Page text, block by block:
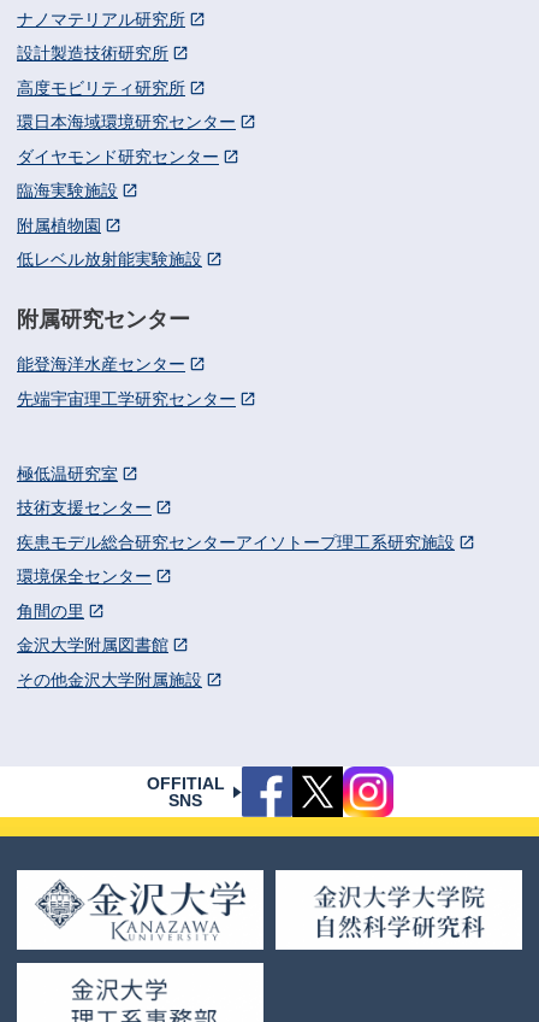
ナノマテリアル研究所
設計製造技術研究所
高度モビリティ研究所
環日本海域環境研究センター
ダイヤモンド研究センター
臨海実験施設
附属植物園
低レベル放射能実験施設
附属研究センター
能登海洋水産センター
先端宇宙理工学研究センター
極低温研究室
技術支援センター
疾患モデル総合研究センターアイソトープ理工系研究施設
環境保全センター
角間の里
金沢大学附属図書館
その他金沢大学附属施設
OFFITIAL
SNS